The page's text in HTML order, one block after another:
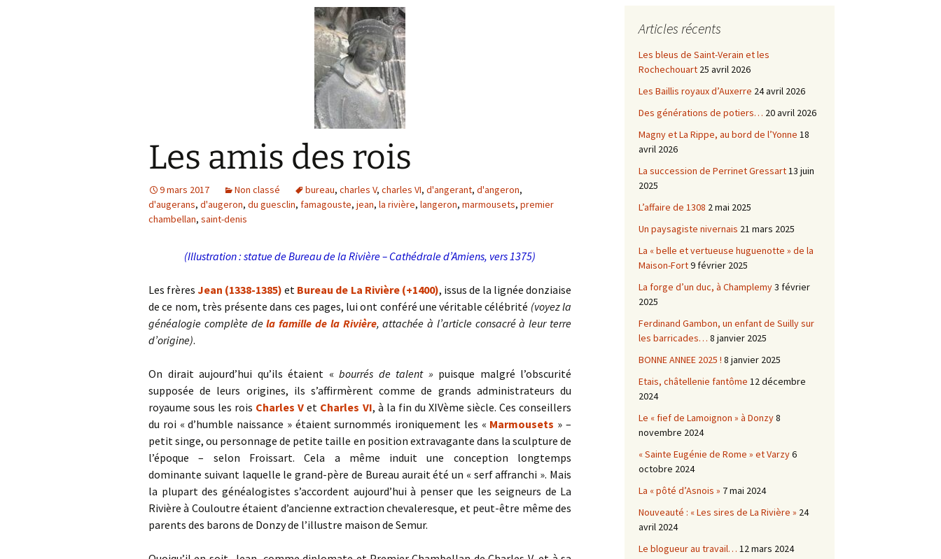
Châtellenie d’Etais
Châtellenies de Corvol et
Billy
Châtellenie de Chatel-
Les amis des rois
9 mars 2017 Non classé bureau, charles V, charles VI, d'angerant, d'angeron,
d'augerans, d'augeron, du guesclin, famagouste, jean, la rivière, langeron, marmousets, premier
chambellan, saint-denis
(Illustration : statue de Bureau de la Rivière – Cathédrale d’Amiens, vers 1375)
Les frèresJean (1338-1385) et Bureau de La Rivière (+1400), issus de la lignée donziaise
de ce nom, très présente dans ces pages, lui ont conféré une véritable célébrité (voyez la
généalogie complète dela famille de la Rivière, attachée à l’article consacré à leur terre
d’origine).
On dirait aujourd’hui qu’ils étaient « bourrés de talent » puisque malgré l’obscurité
supposée de leurs origines, ils s’affirmèrent comme de grands administrateurs du
royaume sous les rois Charles V et Charles VI, à la fin du XIVème siècle. Ces conseillers
du roi « d’humble naissance » étaient surnommés ironiquement les « Marmousets » –
petit singe, ou personnage de petite taille en position extravagante dans la sculpture de
l’époque – selon Froissart. Cela a même induit une conception longtemps
dominante suivant laquelle le grand-père de Bureau aurait été un « serf affranchi ». Mais
la plupart des généalogistes s’accordent aujourd’hui à penser que les seigneurs de La
Rivière à Couloutre étaient d’ancienne extraction chevaleresque, et peut-être même des
parents des barons de Donzy de l’illustre maison de Semur.
Articles récents
Les bleus de Saint-Verain et les
Rochechouart 25 avril 2026
Les Baillis royaux d’Auxerre 24 avril 2026
Des générations de potiers… 20 avril 2026
Magny et La Rippe, au bord de l’Yonne 18
avril 2026
La succession de Perrinet Gressart13 juin
2025
L’affaire de 1308 2 mai 2025
Un paysagiste nivernais 21 mars 2025
La « belle et vertueuse huguenotte » de la
Maison-Fort9 février 2025
La forge d’un duc, à Champlemy3 février
2025
Ferdinand Gambon, un enfant de Suilly sur
les barricades… 8 janvier 2025
BONNE ANNEE 2025 ! 8 janvier 2025
Etais, châtellenie fantôme 12 décembre
2024
Le « fief de Lamoignon » à Donzy8
novembre 2024
« Sainte Eugénie de Rome » et Varzy6
octobre 2024
La « pôté d’Asnois » 7 mai 2024
Nouveauté : « Les sires de La Rivière » 24
avril 2024
Le blogueur au travail… 12 mars 2024